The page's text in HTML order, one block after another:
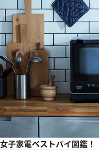
女子家電ベストバイ図鑑！